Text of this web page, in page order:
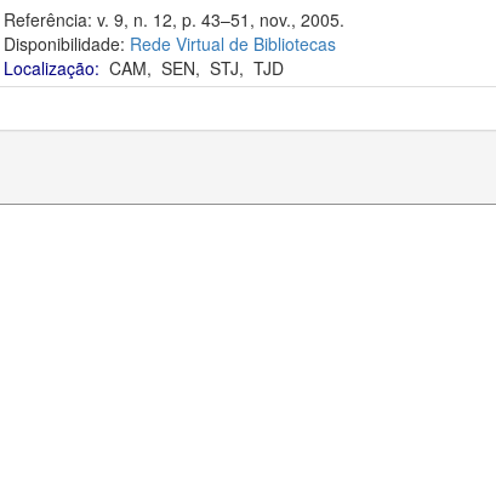
Referência: v. 9, n. 12, p. 43–51, nov., 2005.
Disponibilidade: Rede Virtual de Bibliotecas
Localização: CAM, SEN, STJ, TJD